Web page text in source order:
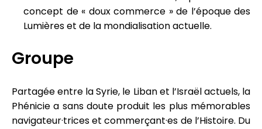
concept de « doux commerce » de l’époque des
Lumières et de la mondialisation actuelle.
Groupe
Partagée entre la Syrie, le Liban et l’Israël actuels, la
Phénicie a sans doute produit les plus mémorables
navigateur·trices et commerçant·es de l’Histoire. Du